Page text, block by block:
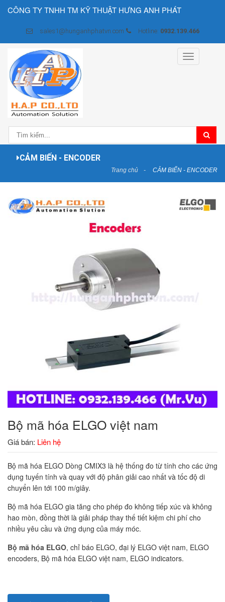
CÔNG TY TNHH TM KỸ THUẬT HƯNG ANH PHÁT
sales1@hunganhphatvn.com Hotline: 0932.139.466
Toggle
navigation
CẢM BIẾN - ENCODER
Trang chủ CẢM BIẾN - ENCODER
Bộ mã hóa ELGO việt nam
Giá bán: Liên hệ
Bộ mã hóa ELGO Dòng CMIX3 là hệ thống đo từ tính cho các ứng
dụng tuyến tính và quay với độ phân giải cao nhất và tốc độ di
chuyển lên tới 100 m/giây.
Bộ mã hóa ELGO gia tăng cho phép đo không tiếp xúc và không
hao mòn, đồng thời là giải pháp thay thế tiết kiệm chi phí cho
nhiều yêu cầu và ứng dụng của máy móc.
Bộ mã hóa ELGO, chỉ báo ELGO, đại lý ELGO việt nam, ELGO
encoders, Bộ mã hóa ELGO việt nam, ELGO indicators.